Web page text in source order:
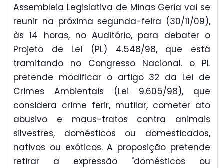
Assembleia Legislativa de Minas Geria vai se
reunir na próxima segunda-feira (30/11/09),
às 14 horas, no Auditório, para debater o
Projeto de Lei (PL) 4.548/98, que está
tramitando no Congresso Nacional. o PL
pretende modificar o artigo 32 da Lei de
Crimes Ambientais (Lei 9.605/98), que
considera crime ferir, mutilar, cometer ato
abusivo e maus-tratos contra animais
silvestres, domésticos ou domesticados,
nativos ou exóticos. A proposição pretende
retirar a expressão "domésticos ou